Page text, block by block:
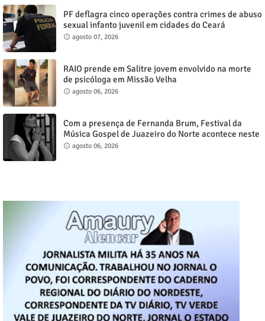
PF deflagra cinco operações contra crimes de abuso
sexual infanto juvenil em cidades do Ceará
agosto 07, 2026
RAIO prende em Salitre jovem envolvido na morte
de psicóloga em Missão Velha
agosto 06, 2026
Com a presença de Fernanda Brum, Festival da
Música Gospel de Juazeiro do Norte acontece neste
sábado, 8
agosto 06, 2026